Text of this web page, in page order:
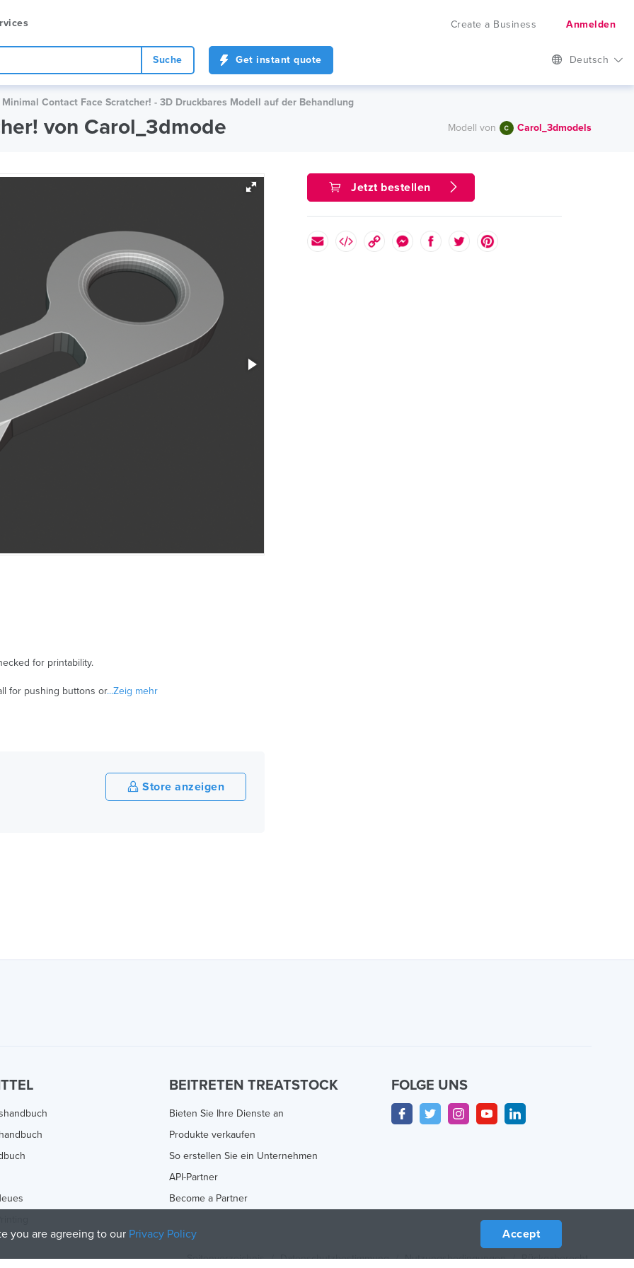
Create a Business Anmelden
Suche Get instant quote Deutsch
Minimal Contact Face Scratcher! - 3D Druckbares Modell auf der Behandlung
von Carol_3dmode Modell von Carol_3dmodels
Jetzt bestellen
for printability.
for pushing buttons or...Zeig mehr
Store anzeigen
BEITRETEN TREATSTOCK
Bieten Sie Ihre Dienste an
Produkte verkaufen
So erstellen Sie ein Unternehmen
API-Partner
Become a Partner
FOLGE UNS
Seitenverzeichnis / Datenschutzbestimmung / Nutzungsbedingungen / Rückgaberecht
you are agreeing to our Privacy Policy Accept